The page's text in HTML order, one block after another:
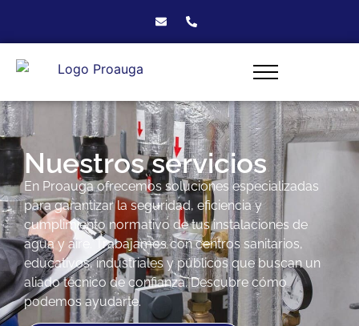
Nuestros servicios
En Proauga ofrecemos soluciones especializadas
para garantizar la seguridad, eficiencia y
cumplimiento normativo de tus instalaciones de
agua y aire. Trabajamos con centros sanitarios,
educativos, industriales y públicos que buscan un
aliado técnico de confianza. Descubre cómo
podemos ayudarte.